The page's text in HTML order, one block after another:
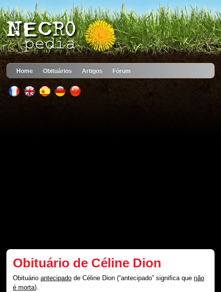
Home Obituários Artigos Fórum
Obituário de Céline Dion
Obituárioantecipado de Céline Dion (“antecipado” significa quenão
é morta).